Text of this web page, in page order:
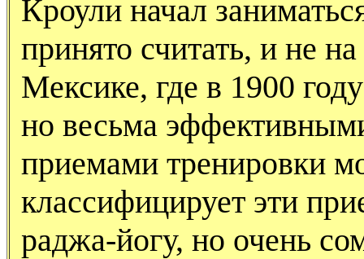
Кроули начал
принято считать, и не
Мексике, где в 1900
но весьма
приемами тренировки
классифицирует эти
раджа-йогу, но очень